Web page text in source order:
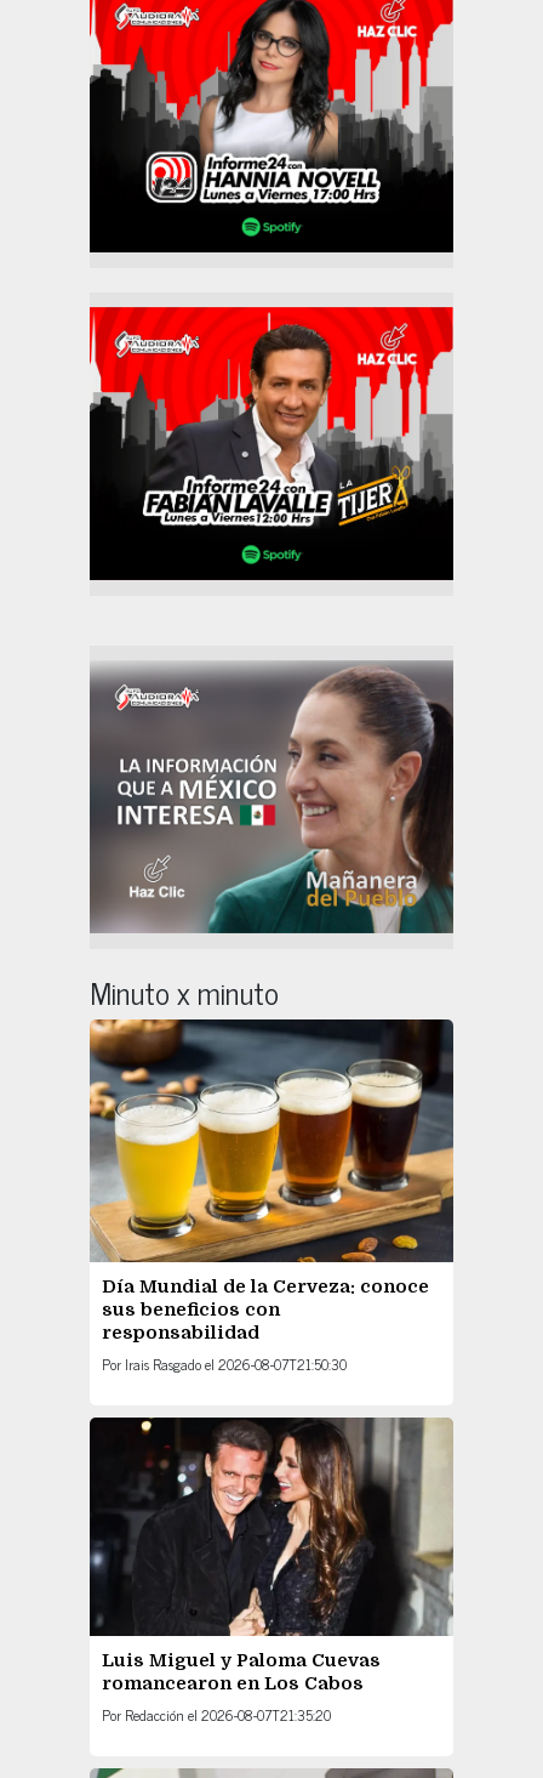
Minuto x minuto
Día Mundial de la Cerveza: conoce
sus beneficios con
responsabilidad
Por Irais Rasgadoel 2026-08-07T21:50:30
Luis Miguel y Paloma Cuevas
romancearon en Los Cabos
Por Redacción el 2026-08-07T21:35:20